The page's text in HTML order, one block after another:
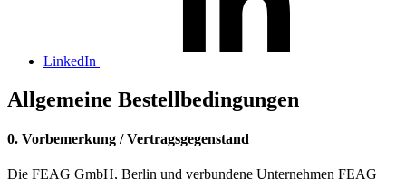
LinkedIn
Allgemeine Bestellbedingungen
0. Vorbemerkung / Vertragsgegenstand
Die FEAG GmbH, Berlin und verbundene Unternehmen FEAG